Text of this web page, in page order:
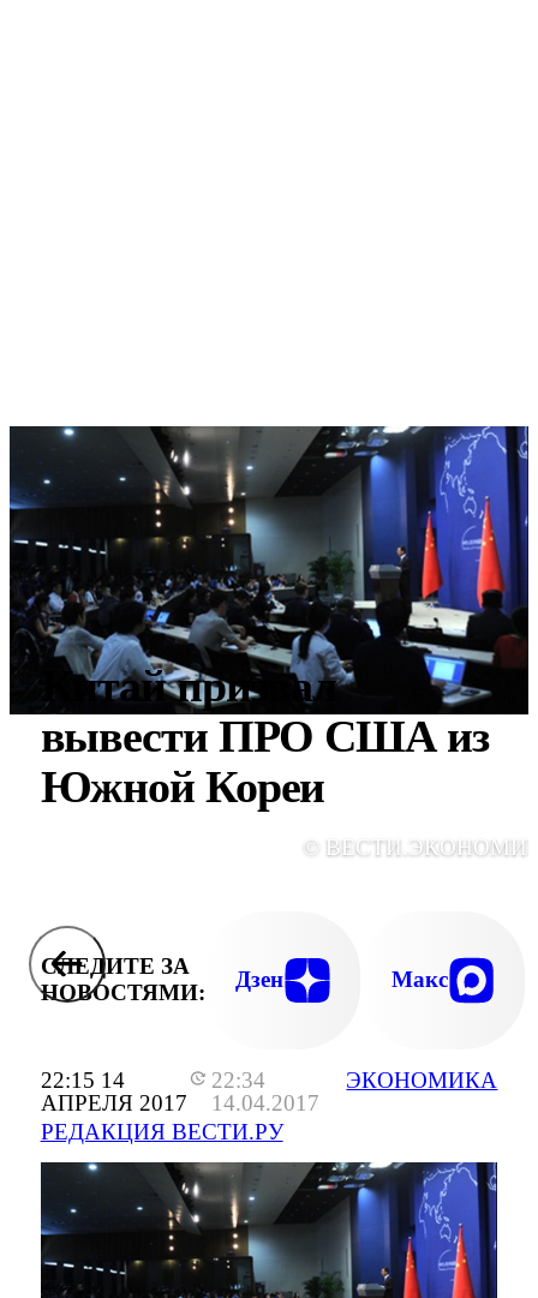
22:15 14
АПРЕЛЯ 2017
22:34
14.04.2017
РЕДАКЦИЯ ВЕСТИ.РУ
ЭКОНОМИКА
Китай призвал
вывести ПРО США из
Южной Кореи
©
СЛЕДИТЕ ЗА
НОВОСТЯМИ:
Дзен Макс